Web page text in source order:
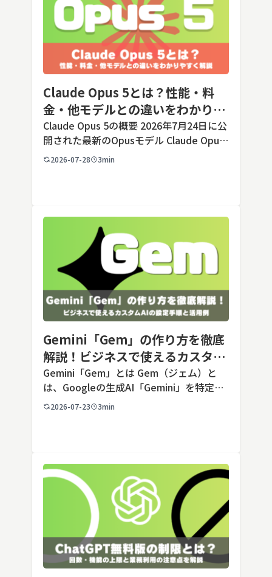
Claude Opus 5とは？性能・料
金・他モデルとの違いをわかりや
すく解説
Claude Opus 5の概要 2026年7月24日に公
開された最新のOpusモデル Claude Opus
5は、米国のAI企業Anthropic（アンソロピ
2026-07-28 3min
Gemini「Gem」の作り方を徹底
解説！ビジネスで使えるカスタム
AIの設定手順と活用例
Gemini「Gem」とは Gem（ジェム）と
は、Googleの生成AI「Gemini」を特定の
用途に合わせてカスタマイズできる機能で
2026-07-23 3min